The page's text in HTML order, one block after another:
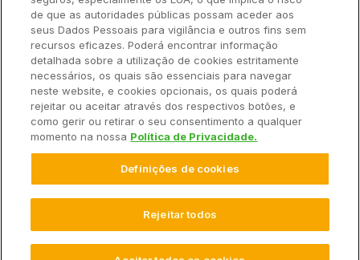
Empresa
Contato
© 2025 Climate LLC. Todos os direitos reservados.
Declaração de Privacidade Perguntas e Respostas
Isenção de Responsabilidade
Configurações de Cookies
de que as autoridades públicas possam aceder aos
seus Dados Pessoais para vigilância e outros fins sem
recursos eficazes. Poderá encontrar informação
detalhada sobre a utilização de cookies estritamente
necessários, os quais são essenciais para navegar
neste website, e cookies opcionais, os quais poderá
rejeitar ou aceitar através dos respectivos botões, e
como gerir ou retirar o seu consentimento a qualquer
momento na nossa Política de Privacidade.
Definições de cookies
Rejeitar todos